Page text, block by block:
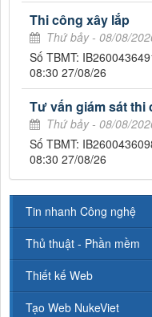
Thi công xây lắp
Thứ bảy - 08/08/
Số TBMT:
08:30 27/08/26
Tư vấn giám sát thi
Thứ bảy - 08/08/
Số TBMT:
08:30 27/08/26
Tin nhanh Công nghệ
Thủ thuật - Phần mềm
Thiết kế Web
Tạo Web NukeViet